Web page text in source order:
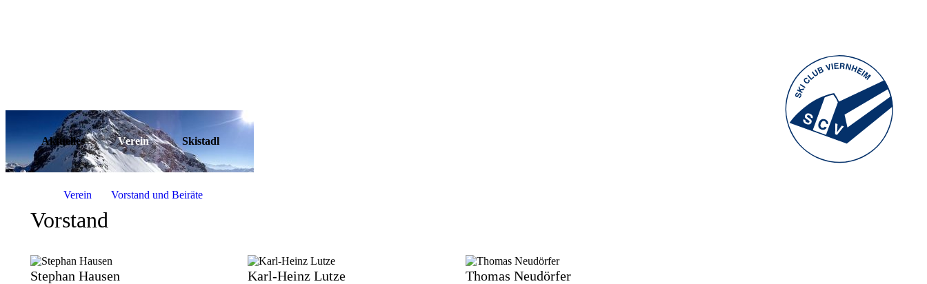
Aktuelles Verein Skistadl
Verein Vorstand und Beiräte
Vorstand
Stephan Hausen Karl-Heinz Lutze Thomas Neudörfer